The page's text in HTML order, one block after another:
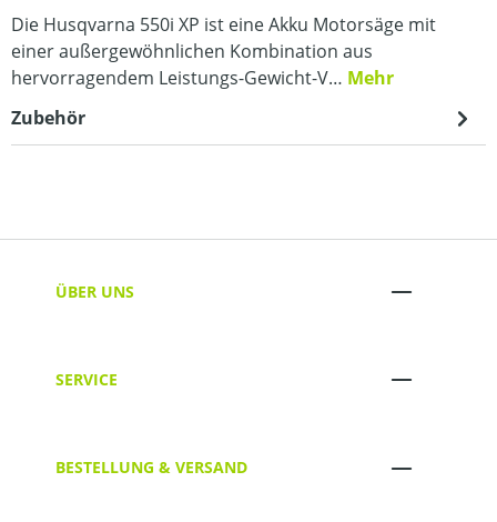
Die Husqvarna 550i XP ist eine Akku Motorsäge mit
einer außergewöhnlichen Kombination aus
hervorragendem Leistungs-Gewicht-V… Mehr
Zubehör
ÜBER UNS
SERVICE
BESTELLUNG & VERSAND